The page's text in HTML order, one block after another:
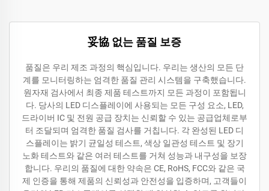
妥協 없는 품질 보증
품질은 우리 제조 과정의 핵심입니다. 우리는 생산의 모든 단
계를 모니터링하는 엄격한 품질 관리 시스템을 구축했습니다.
원자재 검사에서 최종 제품 테스트까지 모든 과정이 포함됩니
다. 당사의 LED 디스플레이에 사용되는 모든 구성 요소, LED,
드라이버 IC 및 전원 공급 장치는 신뢰할 수 있는 공급업체로부
터 조달되며 엄격한 품질 검사를 거칩니다. 각 완성된 LED 디
스플레이는 밝기 균일성 테스트, 색상 일관성 테스트 및 장기
노화 테스트와 같은 여러 테스트를 거쳐 성능과 내구성을 보장
합니다. 우리의 품질에 대한 약속은 CE, RoHS, FCC와 같은 국
제 인증을 통해 제품의 신뢰성과 안전성을 입증하며, 고객들이